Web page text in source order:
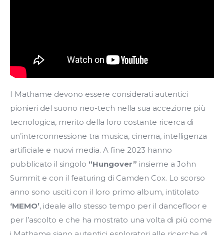
I Mathame devono essere considerati autentici
pionieri del suono neo-tech nella sua accezione più
tecnologica, merito della loro costante ricerca di
un’interconnessione tra musica, cinema, intelligenza
artificiale e nuovi media. A fine 2023 hanno
pubblicato il singolo “Hungover” insieme a John
Summit e con il featuring di Camden Cox. Lo scorso
anno sono usciti con il loro primo album, intitolato
‘MEMO’, ideale allo stesso tempo per il dancefloor e
per l’ascolto e che ha mostrato una volta di più come